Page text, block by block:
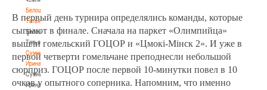
Белошапко
Татьяна
Белошапко
Татьяна
Сумникова
Ирина
Сумникова
Ирина
В первый день турнира определялись команды, которые
сыграют в финале. Сначала на паркет «Олимпийца»
вышли гомельский ГОЦОР и «Цмокi-Мiнск 2». И уже в
первой четверти гомельчане преподнесли небольшой
сюрприз. ГОЦОР после первой 10-минутки повел в 10
очков у опытного соперника. Напомним, что именно